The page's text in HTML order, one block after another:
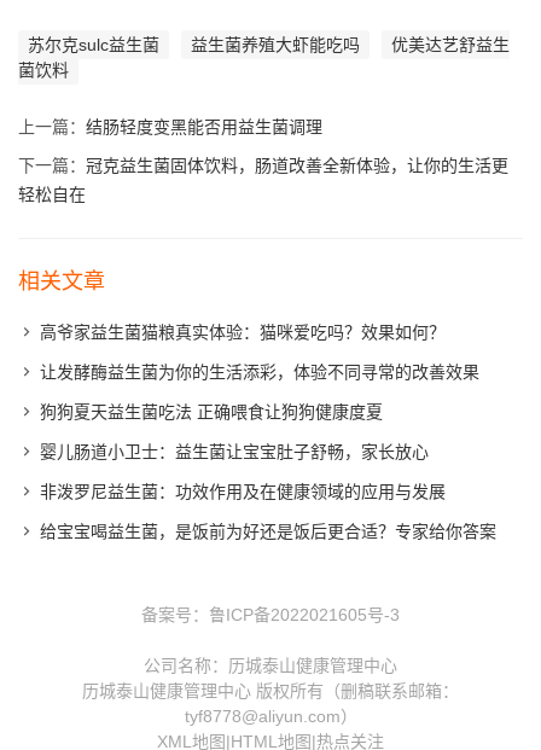
苏尔克sulc益生菌 益生菌养殖大虾能吃吗
优美达艺舒益生
菌饮料
上一篇： 结肠轻度变黑能否用益生菌调理
下一篇： 冠克益生菌固体饮料，肠道改善全新体验，让你的生活更
轻松自在
相关文章
高爷家益生菌猫粮真实体验：猫咪爱吃吗？效果如何？
让发酵酶益生菌为你的生活添彩，体验不同寻常的改善效果
狗狗夏天益生菌吃法 正确喂食让狗狗健康度夏
婴儿肠道小卫士：益生菌让宝宝肚子舒畅，家长放心
非泼罗尼益生菌：功效作用及在健康领域的应用与发展
给宝宝喝益生菌，是饭前为好还是饭后更合适？专家给你答案
备案号： 鲁ICP备2022021605号-3
公司名称：历城泰山健康管理中心
历城泰山健康管理中心 版权所有（删稿联系邮箱：
tyf8778@aliyun.com）
XML地图|HTML地图|热点关注